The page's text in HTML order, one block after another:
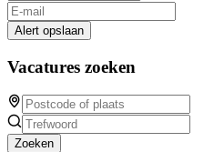
Alert opslaan
Vacatures zoeken
Zoeken